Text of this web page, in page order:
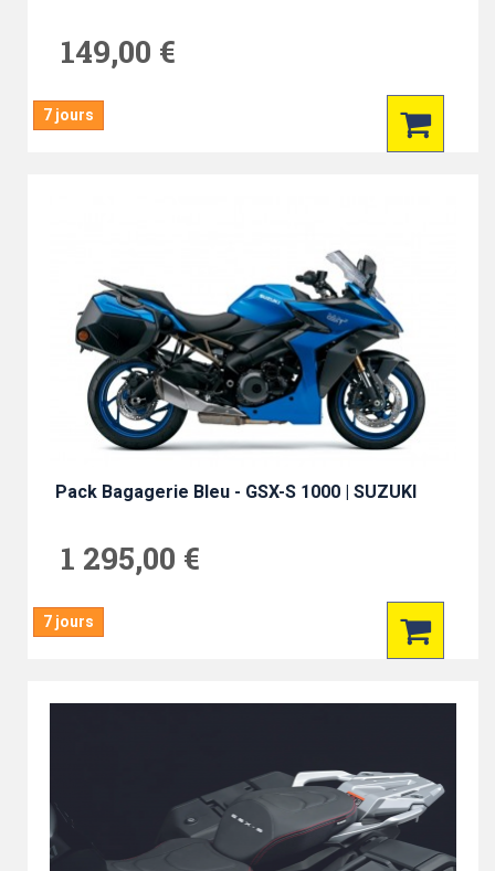
149,00 €
7 jours
Pack Bagagerie Bleu - GSX-S 1000 | SUZUKI
1 295,00 €
7 jours